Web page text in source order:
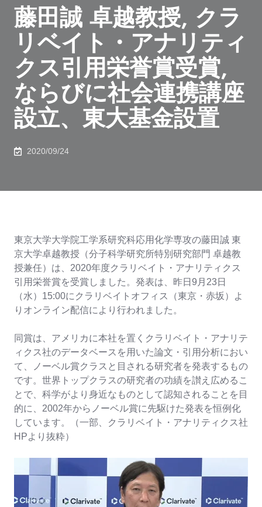
藤田誠 卓越教授, クラ
リベイト・アナリティ
クス引用栄誉賞受賞,
ならびに社会連携講座
設立、東大基金設置
2020/09/24
東京大学大学院工学系研究科応用化学専攻の藤田誠 東
京大学卓越教授（分子科学研究所特別研究部門 卓越教
授兼任）は、2020年度クラリベイト・アナリティクス
引用栄誉賞を受賞しました。発表は、昨日9月23日
（水）15:00にクラリベイトオフィス（東京・赤坂）よ
りオンライン配信により行われました。
同賞は、アメリカに本社を置くクラリベイト・アナリテ
ィクス社のデータベースを用いた論文・引用分析におい
て、ノーベル賞クラスと目される研究者を発表するもの
です。世界トップクラスの研究者の功績を讃え広めるこ
とで、科学がより身近なものとして認知されることを目
的に、2002年からノーベル賞に先駆けた発表を恒例化
しています。（一部、クラリベイト・アナリティクス社
HPより抜粋）